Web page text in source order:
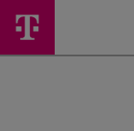
Telekom
TV
Főmenü
lehetőségek